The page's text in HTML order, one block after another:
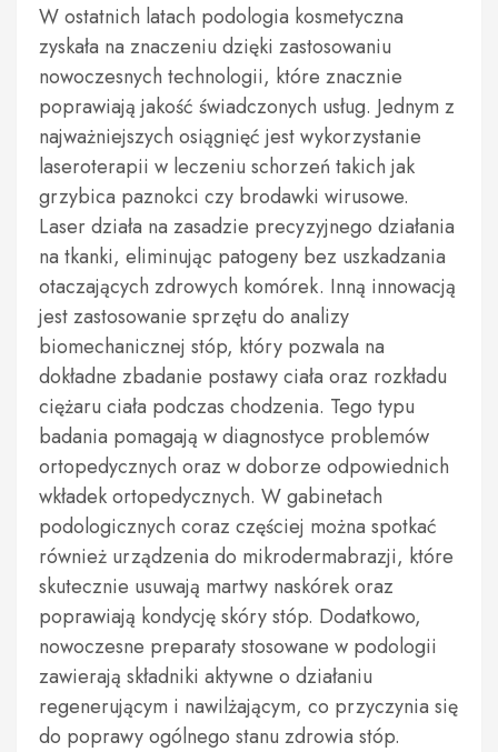
W ostatnich latach podologia kosmetyczna
zyskała na znaczeniu dzięki zastosowaniu
nowoczesnych technologii, które znacznie
poprawiają jakość świadczonych usług. Jednym z
najważniejszych osiągnięć jest wykorzystanie
laseroterapii w leczeniu schorzeń takich jak
grzybica paznokci czy brodawki wirusowe.
Laser działa na zasadzie precyzyjnego działania
na tkanki, eliminując patogeny bez uszkadzania
otaczających zdrowych komórek. Inną innowacją
jest zastosowanie sprzętu do analizy
biomechanicznej stóp, który pozwala na
dokładne zbadanie postawy ciała oraz rozkładu
ciężaru ciała podczas chodzenia. Tego typu
badania pomagają w diagnostyce problemów
ortopedycznych oraz w doborze odpowiednich
wkładek ortopedycznych. W gabinetach
podologicznych coraz częściej można spotkać
również urządzenia do mikrodermabrazji, które
skutecznie usuwają martwy naskórek oraz
poprawiają kondycję skóry stóp. Dodatkowo,
nowoczesne preparaty stosowane w podologii
zawierają składniki aktywne o działaniu
regenerującym i nawilżającym, co przyczynia się
do poprawy ogólnego stanu zdrowia stóp.